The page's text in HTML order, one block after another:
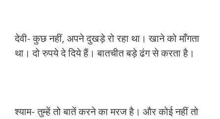
देवी- कुछ नहीं, अपने दुखड़े रो रहा था। खाने को माँगता
था। दो रुपये दे दिये हैं। बातचीत बड़े ढंग से करता है।
श्याम- तुम्हें तो बातें करने का मरज है। और कोई नहीं तो